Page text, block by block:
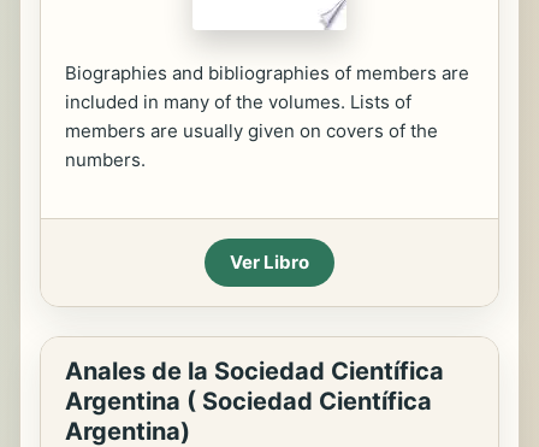
Biographies and bibliographies of members are
included in many of the volumes. Lists of
members are usually given on covers of the
numbers.
Ver Libro
Anales de la Sociedad Científica
Argentina ( Sociedad Científica
Argentina)